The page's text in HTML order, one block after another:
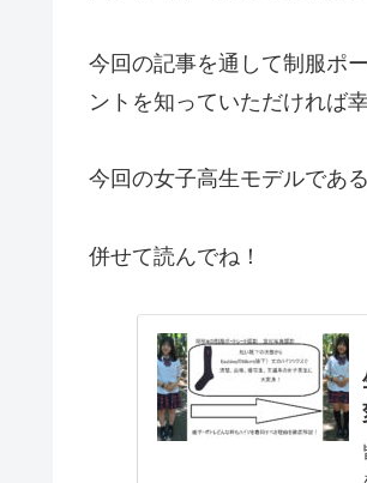
今回の記事を通して制服ポ
ントを知っていただければ幸
今回の女子高生モデルであ
併せて読んでね！